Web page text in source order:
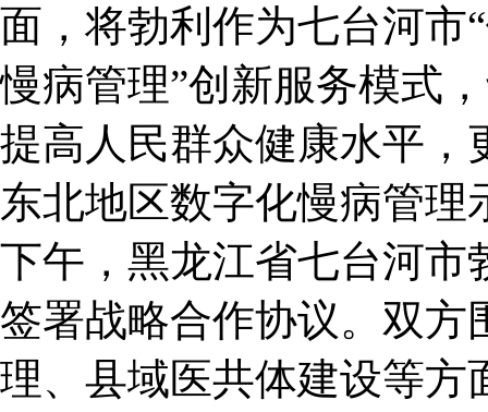
面，将勃利作为七台河市
慢病管理”创新服务模式
提高人民群众健康水平，
东北地区数字化慢病管理
下午，黑龙江省七台河市
签署战略合作协议。双方
理、县域医共体建设等方